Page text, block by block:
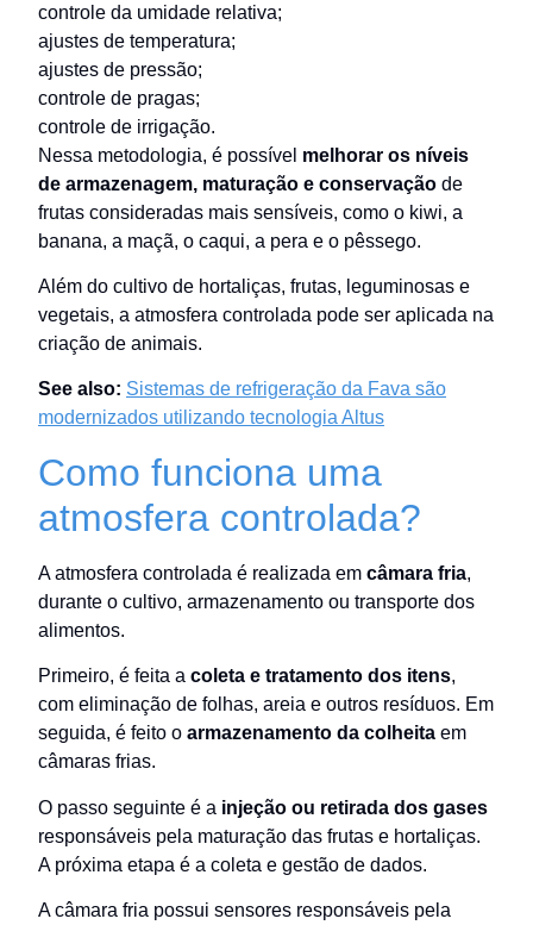
controle da umidade relativa;
ajustes de temperatura;
ajustes de pressão;
controle de pragas;
controle de irrigação.
Nessa metodologia, é possível melhorar os níveis
de armazenagem, maturação e conservação de
frutas consideradas mais sensíveis, como o kiwi, a
banana, a maçã, o caqui, a pera e o pêssego.
Além do cultivo de hortaliças, frutas, leguminosas e
vegetais, a atmosfera controlada pode ser aplicada na
criação de animais.
See also: Sistemas de refrigeração da Fava são
modernizados utilizando tecnologia Altus
Como funciona uma
atmosfera controlada?
A atmosfera controlada é realizada em câmara fria,
durante o cultivo, armazenamento ou transporte dos
alimentos.
Primeiro, é feita a coleta e tratamento dos itens,
com eliminação de folhas, areia e outros resíduos. Em
seguida, é feito o armazenamento da colheita em
câmaras frias.
O passo seguinte é a injeção ou retirada dos gases
responsáveis pela maturação das frutas e hortaliças.
A próxima etapa é a coleta e gestão de dados.
A câmara fria possui sensores responsáveis pela